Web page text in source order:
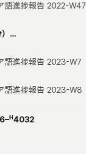
語進捗報告 2022-W47
）…
語進捗報告 2023-W7
語進捗報告 2023-W8
H4032